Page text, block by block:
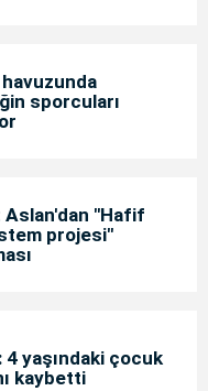
sporcuları
Aslan'dan "Hafif
projesi"
4 yaşındaki çocuk
kaybetti